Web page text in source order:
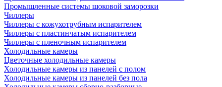
Промышленные системы шоковой заморозки
Чиллеры
Чиллеры с кожухотрубным испарителем
Чиллеры с пластинчатым испарителем
Чиллеры с пленочным испарителем
Холодильные камеры
Цветочные холодильные камеры
Холодильные камеры из панелей с полом
Холодильные камеры из панелей без пола